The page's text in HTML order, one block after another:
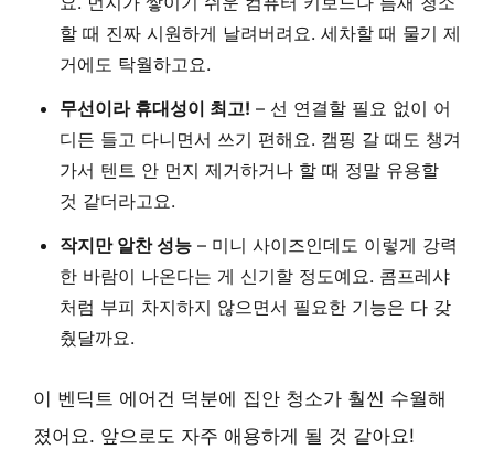
할 때 진짜 시원하게 날려버려요. 세차할 때 물기 제
거에도 탁월하고요.
무선이라 휴대성이 최고! – 선 연결할 필요 없이 어
디든 들고 다니면서 쓰기 편해요. 캠핑 갈 때도 챙겨
가서 텐트 안 먼지 제거하거나 할 때 정말 유용할
것 같더라고요.
작지만 알찬 성능 – 미니 사이즈인데도 이렇게 강력
한 바람이 나온다는 게 신기할 정도예요. 콤프레샤
처럼 부피 차지하지 않으면서 필요한 기능은 다 갖
췄달까요.
이 벤딕트 에어건 덕분에 집안 청소가 훨씬 수월해
졌어요. 앞으로도 자주 애용하게 될 것 같아요!